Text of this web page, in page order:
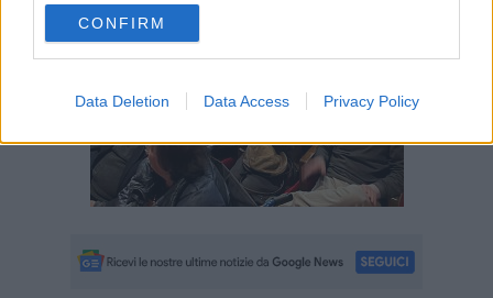
CONFIRM
Data Deletion Data Access Privacy Policy